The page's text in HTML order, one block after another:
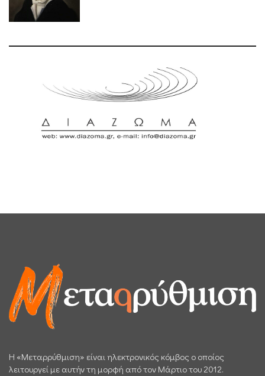
H «Μεταρρύθμιση» είναι ηλεκτρονικός κόμβος ο οποίος
λειτουργεί με αυτήν τη μορφή από τον Μάρτιο του 2012.